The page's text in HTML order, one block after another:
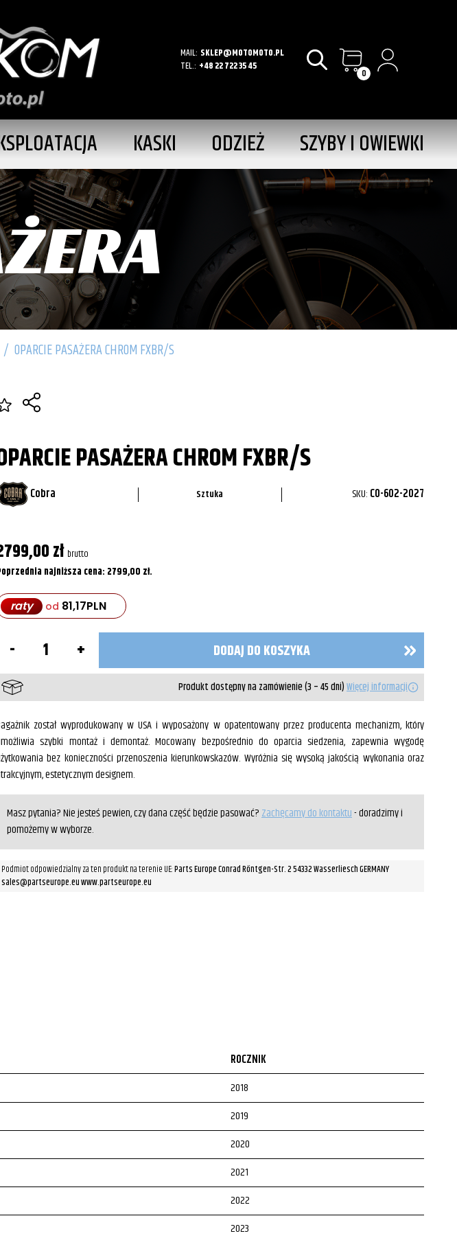
MAIL: SKLEP@MOTOMOTO.PL
TEL.: +48 22 722 35 45 0
KASKI ODZIEŻ SZYBY I OWIEWKI
/ OPARCIE PASAŻERA CHROM FXBR/S
PASAŻERA CHROM FXBR/S
Cobra Sztuka SKU: CO-602-2027
zł brutto
najniższa cena: 2799,00 zł.
raty od 81,17PLN
Oparcie
pasażera
Chrom
DODAJ DO KOSZYKA
Produkt dostępny na zamówienie (3 – 45 dni)Więcej informacji
został wyprodukowany w USA i wyposażony w opatentowany przez producenta mechanizm, który
szybki montaż i demontaż. Mocowany bezpośrednio do oparcia siedzenia, zapewnia wygodę
bez konieczności przenoszenia kierunkowskazów. Wyróżnia się wysoką jakością wykonania oraz
estetycznym designem.
Masz pytania? Nie jesteś pewien, czy dana część będzie pasować?Zachęcamy do kontaktu- doradzimy i
pomożemy w wyborze.
Podmiot odpowiedzialny za ten produkt na terenie UE:Parts Europe Conrad Röntgen-Str. 2 54332 Wasserliesch GERMANY
sales@partseurope.eu www.partseurope.eu
ROCZNIK
2018
2019
2020
2021
2022
2023